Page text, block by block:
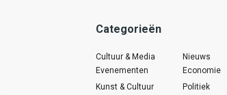
Categorieën
Cultuur & Media
Evenementen
Kunst & Cultuur
Nieuws
Economie
Politiek